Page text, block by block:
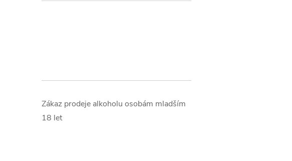
Zákaz prodeje alkoholu osobám mladším
18 let